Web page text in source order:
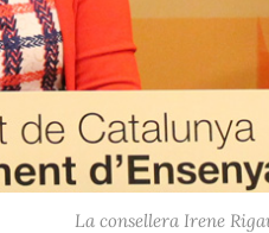
La consellera Irene